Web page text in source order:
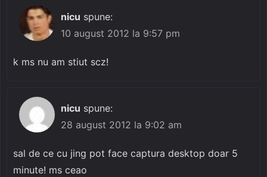
nicu spune:
10 august 2012 la 9:57 pm
k ms nu am stiut scz!
nicu spune:
28 august 2012 la 9:02 am
sal de ce cu jing pot face captura desktop doar 5
minute! ms ceao